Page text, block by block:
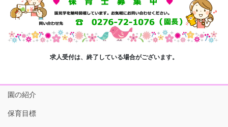
求人受付は、終了している場合がございます。
園の紹介
保育目標